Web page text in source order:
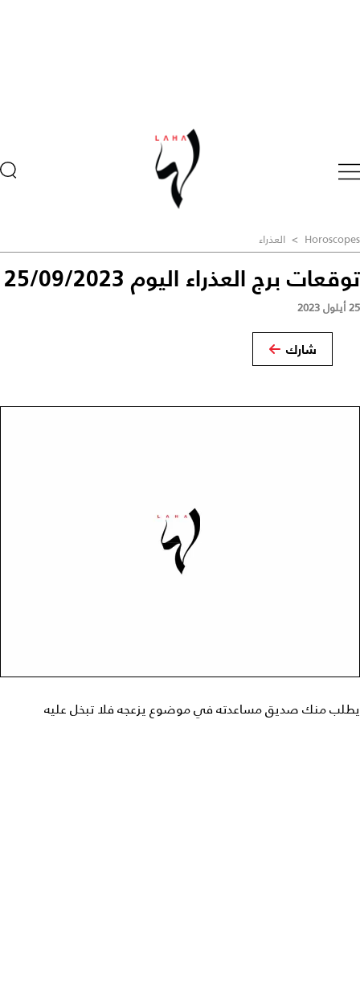
Horoscopes
> العذراء
توقعات برج العذراء اليوم 25/09/2023
25 أيلول 2023
شارك
يطلب منك صديق مساعدته في موضوع يزعجه فلا تبخل عليه